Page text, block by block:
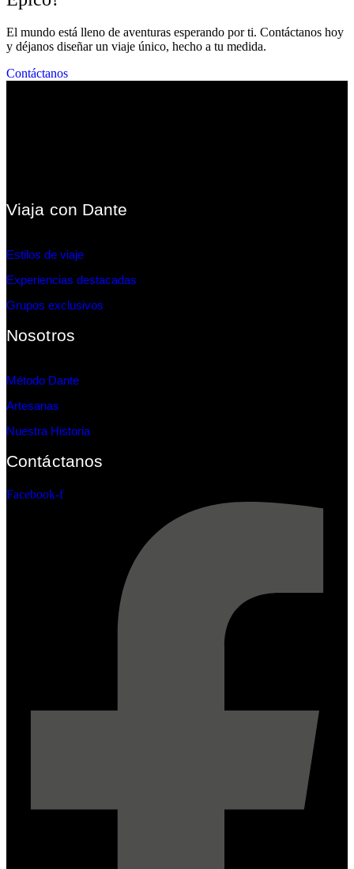
El mundo está lleno de aventuras esperando por ti. Contáctanos hoy
y déjanos diseñar un viaje único, hecho a tu medida.
Contáctanos
Viaja con Dante
Estilos de viaje
Experiencias destacadas
Grupos exclusivos
Nosotros
Método Dante
Artesanas
Nuestra Historia
Contáctanos
Facebook-f